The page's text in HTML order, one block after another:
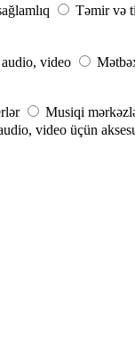
Təmir və
video
Musiqi
video üçün